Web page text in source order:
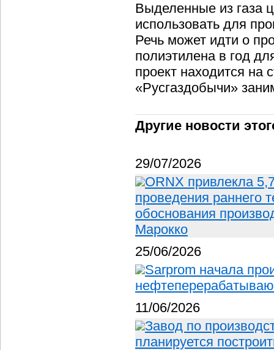
Выделенные из газа
использовать для
Речь может идти о
полиэтилена в год
проект находится на
«Русгаздобычи»
Другие новости
29/07/2026
ORNX привлекла
проведения раннего
обоснования
Марокко
25/06/2026
Sarprom начала
11/06/2026
Завод по
планируется